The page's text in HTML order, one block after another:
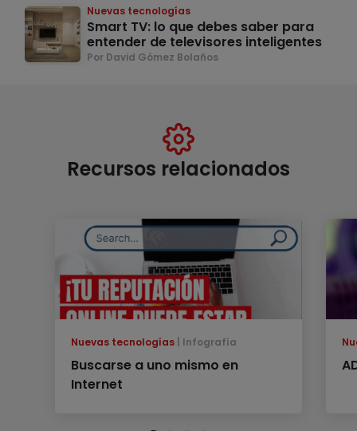
Nuevas tecnologías
Smart TV: lo que debes saber para
entender de televisores inteligentes
Por David Gómez Bolaños
Recursos relacionados
Nuevas tecnologías Infografía
Buscarse a uno mismo en
Internet